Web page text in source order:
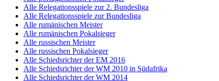
Alle Relegationsspiele zur 2. Bundesliga
Alle Relegationsspiele zur Bundesliga
Alle rumänischen Meister
Alle rumänischen Pokalsieger
Alle russischen Meister
Alle russischen Pokalsieger
Alle Schiedsrichter der EM 2016
Alle Schiedsrichter der WM 2010 in Südafrika
Alle Schiedsrichter der WM 2014